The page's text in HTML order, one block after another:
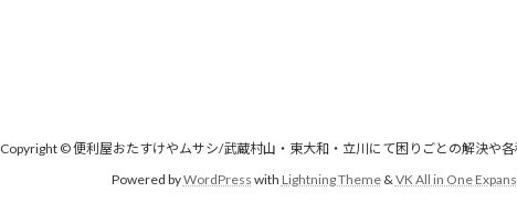
Copyright © 便利屋おたすけやムサシ/武蔵村山・東大和・立川にて困りごとの解決や各
Powered byWordPress with Lightning Theme&VK All in One